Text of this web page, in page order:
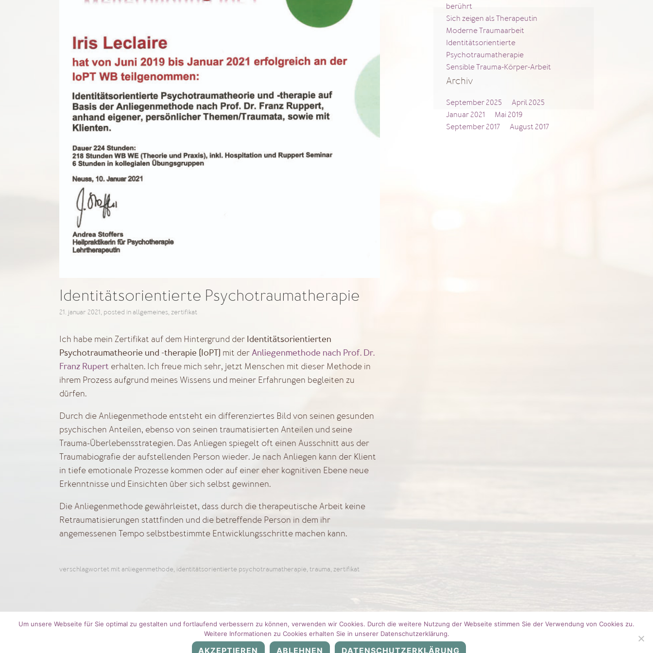
Identitätsorientierte Psychotraumatherapie
21. januar 2021, posted inallgemeines, zertifikat
Ich habe mein Zertifikat auf dem Hintergrund der Identitätsorientierten
Psychotraumatheorie und -therapie (IoPT) mit derAnliegenmethode nach Prof. Dr.
Franz Rupert erhalten. Ich freue mich sehr, jetzt Menschen mit dieser Methode in
ihrem Prozess aufgrund meines Wissens und meiner Erfahrungen begleiten zu
dürfen.
Durch die Anliegenmethode entsteht ein differenziertes Bild von seinen gesunden
psychischen Anteilen, ebenso von seinen traumatisierten Anteilen und seine
Trauma-Überlebensstrategien. Das Anliegen spiegelt oft einen Ausschnitt aus der
Traumabiografie der aufstellenden Person wieder. Je nach Anliegen kann der Klient
in tiefe emotionale Prozesse kommen oder auf einer eher kognitiven Ebene neue
Erkenntnisse und Einsichten über sich selbst gewinnen.
Die Anliegenmethode gewährleistet, dass durch die therapeutische Arbeit keine
Retraumatisierungen stattfinden und die betreffende Person in dem ihr
angemessenen Tempo selbstbestimmte Entwicklungsschritte machen kann.
verschlagwortet mit anliegenmethode, identitätsorientierte psychotraumatherapie, trauma, zertifikat
berührt
Sich zeigen als Therapeutin
Moderne Traumaarbeit
Identitätsorientierte
Psychotraumatherapie
Sensible Trauma-Körper-Arbeit
Archiv
September 2025
April 2025
Januar 2021
Mai 2019
September 2017
August 2017
© Leclaire Prozessorientierte Psychotherapie in Aachen – Iris Leclaire – Alle Rechte vorbehalten
Um unsere Webseite für Sie optimal zu gestalten und fortlaufend verbessern zu können, verwenden wir Cookies. Durch die weitere Nutzung der Webseite stimmen Sie der Verwendung von Cookies zu.
Weitere Informationen zu Cookies erhalten Sie in unserer Datenschutzerklärung.
AKZEPTIEREN ABLEHNEN DATENSCHUTZERKLÄRUNG